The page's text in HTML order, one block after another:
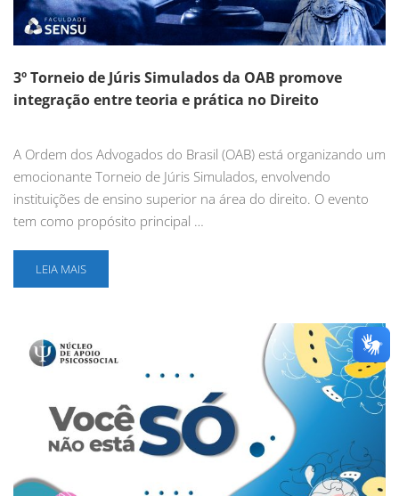
3º Torneio de Júris Simulados da OAB promove
integração entre teoria e prática no Direito
A Ordem dos Advogados do Brasil (OAB) está organizando um
emocionante Torneio de Júris Simulados, envolvendo
instituições de ensino superior na área do direito. O evento
tem como propósito principal …
LEIA MAIS